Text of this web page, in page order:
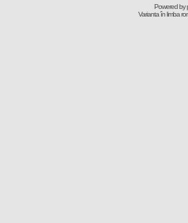
Powered by
Varianta în limba